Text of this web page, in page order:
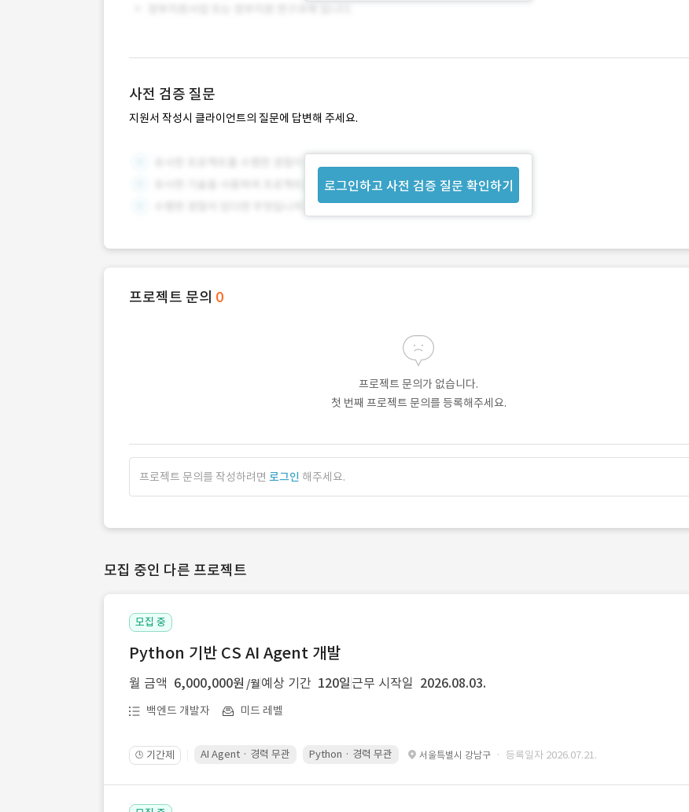
사전 검증 질문
지원서 작성시 클라이언트의 질문에 답변해 주세요.
로그인하고 사전 검증 질문 확인하기
프로젝트 문의 0
프로젝트 문의가 없습니다.
첫 번째 프로젝트 문의를 등록해주세요.
프로젝트 문의를 작성하려면 로그인 해주세요.
모집 중인 다른 프로젝트
모집 중
Python 기반 CS AI Agent 개발
월 금액 6,000,000원 /월예상 기간 120일 근무 시작일 2026.08.03.
백엔드 개발자 미드 레벨
🕒 기간제 AI Agent · 경력 무관 Python · 경력 무관 서울특별시 강남구 · 등록일자 2026.07.21.